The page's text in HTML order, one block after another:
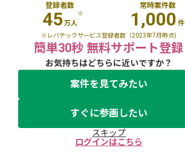
登録者数
45万人
※
常時案件数
1,000 件
※レバテックサービス登録者数（2023年7月時点)
簡単30秒 無料サポート登録
お気持ちはどちらに近いですか？
案件を見てみたい
すぐに参画したい
スキップ
ログインはこちら